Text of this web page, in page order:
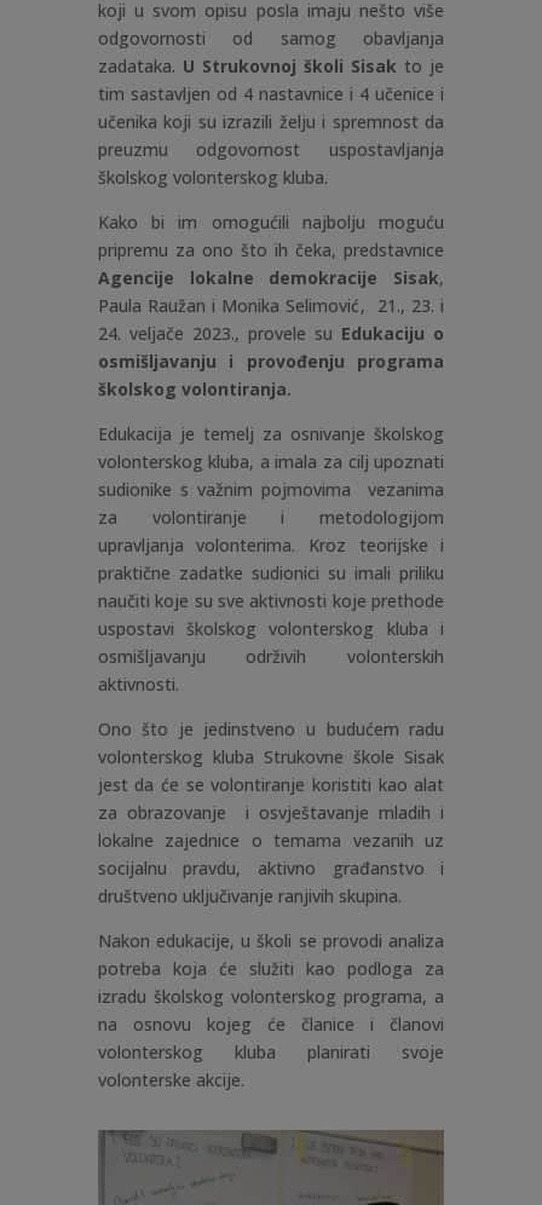
koji u svom opisu posla imaju nešto više
odgovornosti od samog obavljanja
zadataka. U Strukovnoj školi Sisak to je
tim sastavljen od 4 nastavnice i 4 učenice i
učenika koji su izrazili želju i spremnost da
preuzmu odgovornost uspostavljanja
školskog volonterskog kluba.
Kako bi im omogućili najbolju moguću
pripremu za ono što ih čeka, predstavnice
Agencije lokalne demokracije Sisak,
Paula Raužan i Monika Selimović,
21., 23. i
24. veljače 2023., provele su Edukaciju o
osmišljavanju i provođenju programa
školskog volontiranja.
Edukacija je temelj za osnivanje školskog
volonterskog kluba, a imala za cilj upoznati
sudionike s važnim pojmovima vezanima
za volontiranje i metodologijom
upravljanja volonterima. Kroz teorijske i
praktične zadatke sudionici su imali priliku
naučiti koje su sve aktivnosti koje prethode
uspostavi školskog volonterskog kluba i
osmišljavanju održivih volonterskih
aktivnosti.
Ono što je jedinstveno u budućem radu
volonterskog kluba Strukovne škole Sisak
jest da će se volontiranje koristiti kao alat
za obrazovanje i osvještavanje mladih i
lokalne zajednice o temama vezanih uz
socijalnu pravdu, aktivno građanstvo i
društveno uključivanje ranjivih skupina.
Nakon edukacije, u školi se provodi analiza
potreba koja će služiti kao podloga za
izradu školskog volonterskog programa, a
na osnovu kojeg će članice i članovi
volonterskog kluba planirati svoje
volonterske akcije.